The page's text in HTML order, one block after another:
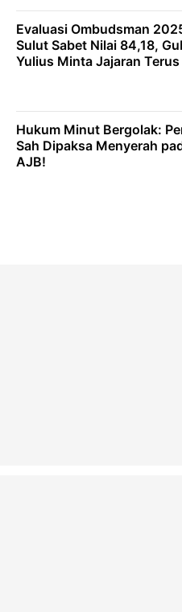
Evaluasi Ombudsman
Sulut Sabet Nilai 84,18,
Yulius Minta Jajaran
Hukum Minut Bergolak:
Sah Dipaksa Menyerah
AJB!